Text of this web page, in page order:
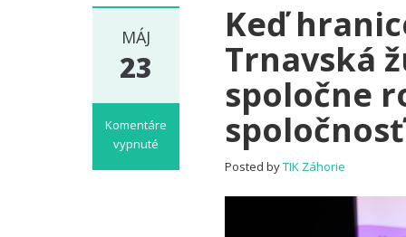
MÁJ
23
Komentáre
vypnuté
Keď
Trnavská
spoločne
spoločnosť
Posted byTIK Záhorie